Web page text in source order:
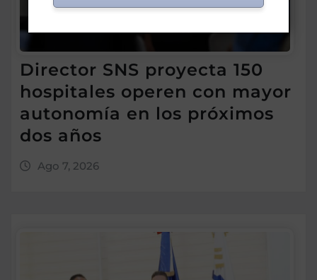
Director SNS proyecta 150
hospitales operen con mayor
autonomía en los próximos
dos años
Ago 7, 2026